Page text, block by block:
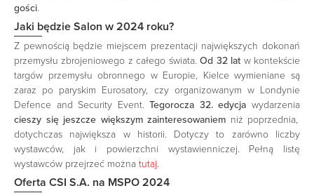
gości.
Jaki będzie Salon w 2024 roku?
Z pewnością będzie miejscem prezentacji największych dokonań
przemysłu zbrojeniowego z całego świata.Od 32 lat w kontekście
targów przemysłu obronnego w Europie, Kielce wymieniane są
zaraz po paryskim Eurosatory, czy organizowanym w Londynie
Defence and Security Event.Tegorocza 32. edycja wydarzenia
cieszy się jeszcze większym zainteresowaniem niż poprzednia,
dotychczas największa w historii. Dotyczy to zarówno liczby
wystawców, jak i powierzchni wystawienniczej. Pełną listę
wystawców przejrzeć można tutaj.
Oferta CSI S.A. na MSPO 2024